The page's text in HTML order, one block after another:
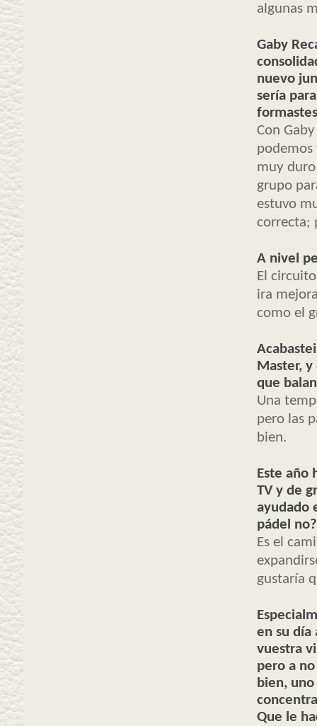
algunas
Gaby
nuevo
sería
Con
podemos
muy
grupo
estuvo
correcta;
A nivel
El
ira
como el
Master,
que
Una
pero las
bien.
Este año
TV y de
ayudado
pádel no?
Es el
gustaría
en su día
vuestra
pero a
bien,
Que le